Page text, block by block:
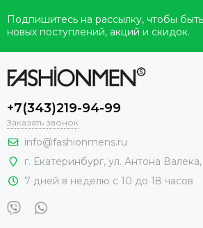
Подпишитесь на рассылку, чтобы
новых поступлений, акций и скидок.
+7(343)219-94-99
Заказать звонок
info@fashionmens.ru
г. Екатеринбург, ул. Антона Валека,
7 дней в неделю с 10 до 18 часов